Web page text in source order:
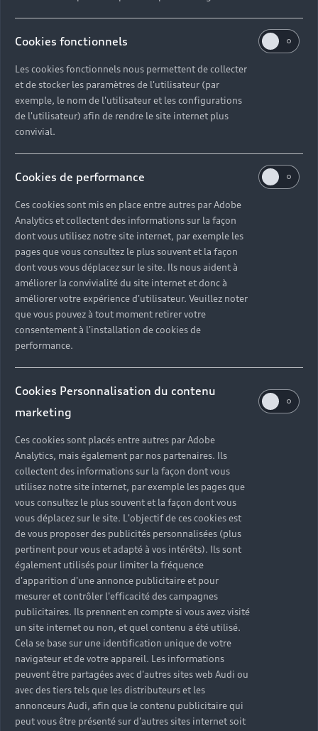
disposition
Audi met tout en oeuvre, pour rendre accessible
la revalorisation de votre véhicule hors d’usage.
Grâce au programme Charteco, vous pouvez
recycler votre ancienne Audi en la confiant à un de
nos centres de recyclage ou à l’un de nos
Partenaires agréés. Nous pouvons également
venir récupérer votre véhicule hors d’usage
directement chez vous partout en France. Avec ce
programme, Audi est en mesure de revaloriser
jusqu’à 96%* des composants des véhicules
collectés.
Dépôt dans un centre de
recyclage agréé
Trouver un centre de recyclage
Cookies fonctionnels
Les cookies fonctionnels nous permettent de collecter
et de stocker les paramètres de l'utilisateur (par
exemple, le nom de l'utilisateur et les configurations
de l'utilisateur) afin de rendre le site internet plus
convivial.
Cookies de performance
Ces cookies sont mis en place entre autres par Adobe
Analytics et collectent des informations sur la façon
dont vous utilisez notre site internet, par exemple les
pages que vous consultez le plus souvent et la façon
dont vous vous déplacez sur le site. Ils nous aident à
améliorer la convivialité du site internet et donc à
améliorer votre expérience d'utilisateur. Veuillez noter
que vous pouvez à tout moment retirer votre
consentement à l'installation de cookies de
performance.
Cookies Personnalisation du contenu
marketing
Ces cookies sont placés entre autres par Adobe
Analytics, mais également par nos partenaires. Ils
collectent des informations sur la façon dont vous
utilisez notre site internet, par exemple les pages que
vous consultez le plus souvent et la façon dont vous
vous déplacez sur le site. L'objectif de ces cookies est
de vous proposer des publicités personnalisées (plus
pertinent pour vous et adapté à vos intérêts). Ils sont
également utilisés pour limiter la fréquence
d'apparition d'une annonce publicitaire et pour
mesurer et contrôler l'efficacité des campagnes
publicitaires. Ils prennent en compte si vous avez visité
un site internet ou non, et quel contenu a été utilisé.
Cela se base sur une identification unique de votre
navigateur et de votre appareil. Les informations
peuvent être partagées avec d'autres sites web Audi ou
avec des tiers tels que les distributeurs et les
annonceurs Audi, afin que le contenu publicitaire qui
peut vous être présenté sur d'autres sites internet soit